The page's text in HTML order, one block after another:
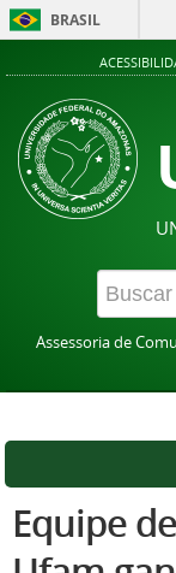
BRASIL
Assessoria de
Equipe